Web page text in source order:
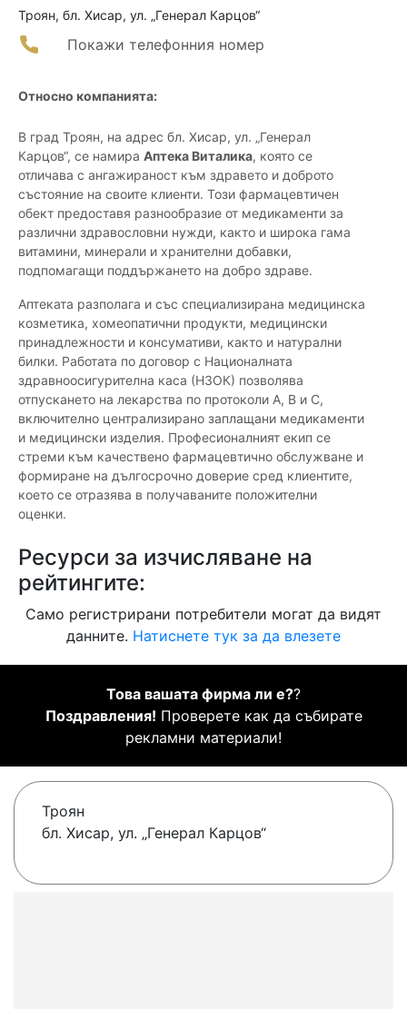
Троян, бл. Хисар, ул. „Генерал Карцов“
Покажи телефонния номер
Относно компанията:
В град Троян, на адрес бл. Хисар, ул. „Генерал
Карцов“, се намира Аптека Виталика, която се
отличава с ангажираност към здравето и доброто
състояние на своите клиенти. Този фармацевтичен
обект предоставя разнообразие от медикаменти за
различни здравословни нужди, както и широка гама
витамини, минерали и хранителни добавки,
подпомагащи поддържането на добро здраве.
Аптеката разполага и със специализирана медицинска
козметика, хомеопатични продукти, медицински
принадлежности и консумативи, както и натурални
билки. Работата по договор с Националната
здравноосигурителна каса (НЗОК) позволява
отпускането на лекарства по протоколи А, В и С,
включително централизирано заплащани медикаменти
и медицински изделия. Професионалният екип се
стреми към качествено фармацевтично обслужване и
формиране на дългосрочно доверие сред клиентите,
което се отразява в получаваните положителни
оценки.
Ресурси за изчисляване на
рейтингите:
Само регистрирани потребители могат да видят
данните. Натиснете тук за да влезете
Това вашата фирма ли е??
Поздравления! Проверете как да събирате
рекламни материали!
Троян
бл. Хисар, ул. „Генерал Карцов“